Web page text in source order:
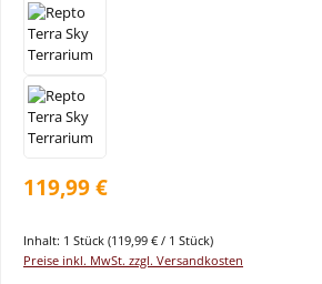
119,99 €
Inhalt: 1 Stück (119,99 € / 1 Stück)
Preise inkl. MwSt. zzgl. Versandkosten